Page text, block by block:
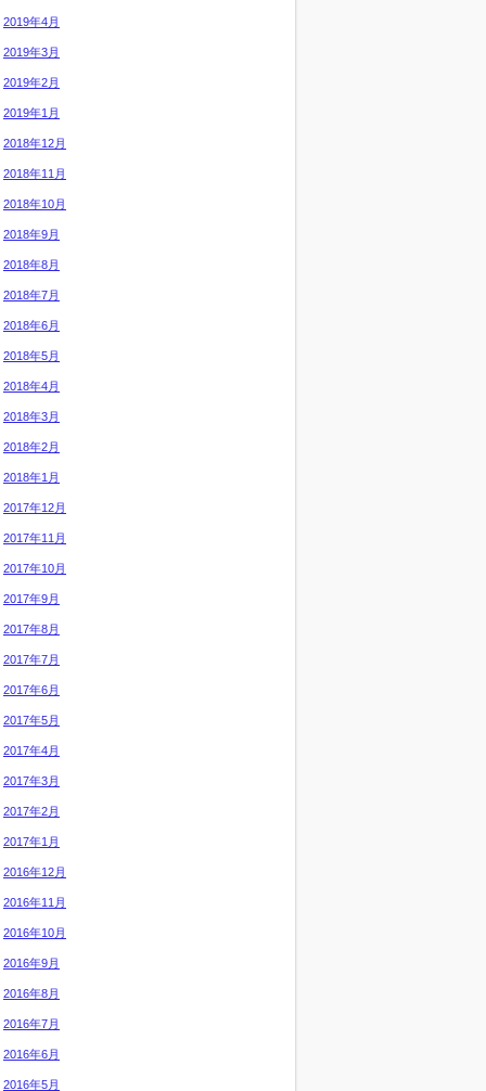
2019年4月
2019年3月
2019年2月
2019年1月
2018年12月
2018年11月
2018年10月
2018年9月
2018年8月
2018年7月
2018年6月
2018年5月
2018年4月
2018年3月
2018年2月
2018年1月
2017年12月
2017年11月
2017年10月
2017年9月
2017年8月
2017年7月
2017年6月
2017年5月
2017年4月
2017年3月
2017年2月
2017年1月
2016年12月
2016年11月
2016年10月
2016年9月
2016年8月
2016年7月
2016年6月
2016年5月